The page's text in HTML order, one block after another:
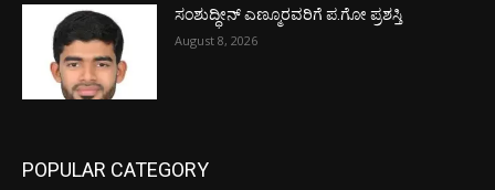
ಸಂಶುದ್ಧೀನ್ ಎಣ್ಮೂರವರಿಗೆ ಪ.ಗೋ ಪ್ರಶಸ್ತಿ
August 8, 2026
POPULAR CATEGORY